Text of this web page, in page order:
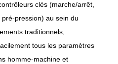
clés (marche/arrêt,
pression) au sein du
traditionnels,
tous les paramètres
homme-machine et